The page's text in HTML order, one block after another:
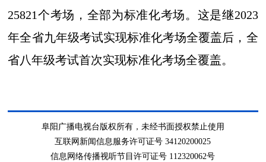
25821个考场，全部为标准化考场。这是继2023
年全省九年级考试实现标准化考场全覆盖后，全
省八年级考试首次实现标准化考场全覆盖。
阜阳广播电视台版权所有，未经书面授权禁止使用
互联网新闻信息服务许可证号 34120200025
信息网络传播视听节目许可证号 112320062号